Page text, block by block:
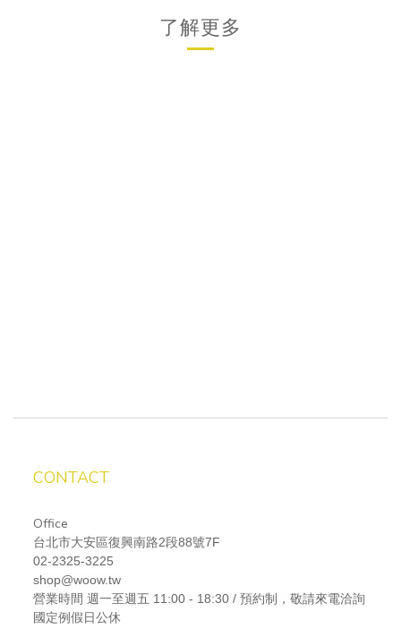
了解更多
CONTACT
Office
台北市大安區復興南路2段88號7F
02-2325-3225
shop@woow.tw
營業時間 週一至週五 11:00 - 18:30 / 預約制，敬請來電洽詢
國定例假日公休